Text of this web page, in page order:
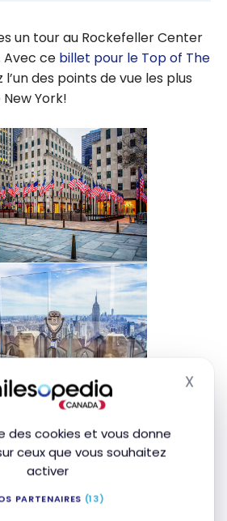
des cookies et vous donne
ceux que vous souhaitez
activer
PARTENAIRES (13)
X
un tour au Rockefeller Center
Avec ce billet pour le Top of The
l’un des points de vue les plus
York!